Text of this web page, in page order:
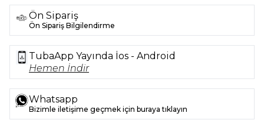
Ön Sipariş
Ön Sipariş Bilgilendirme
TubaApp Yayında İos - Android
Hemen İndir
Whatsapp
Bizimle iletişime geçmek için buraya tıklayın